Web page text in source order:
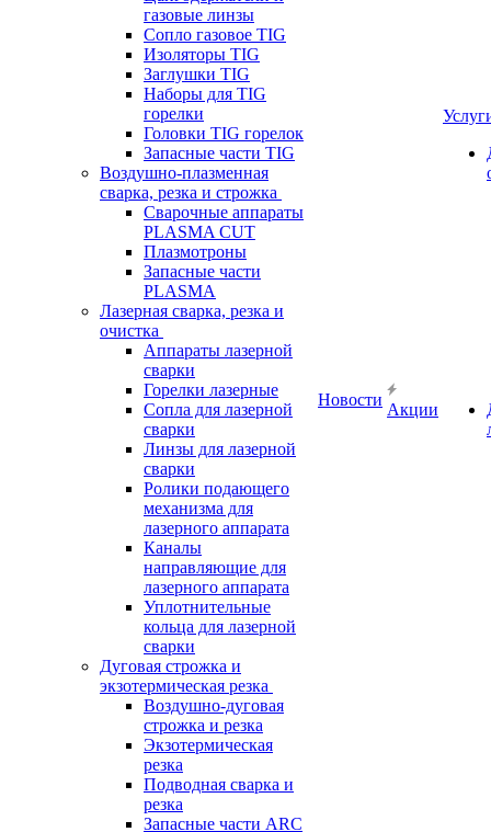
газовые линзы
Сопло газовое TIG
Изоляторы TIG
Заглушки TIG
Наборы для TIG
горелки
Головки TIG горелок
Запасные части TIG
Воздушно-плазменная
сварка, резка и строжка
Сварочные аппараты
PLASMA CUT
Плазмотроны
Запасные части
PLASMA
Лазерная сварка, резка и
очистка
Аппараты лазерной
сварки
Горелки лазерные
Сопла для лазерной
сварки
Линзы для лазерной
сварки
Ролики подающего
механизма для
лазерного аппарата
Каналы
направляющие для
лазерного аппарата
Уплотнительные
кольца для лазерной
сварки
Дуговая строжка и
экзотермическая резка
Воздушно-дуговая
строжка и резка
Экзотермическая
резка
Подводная сварка и
резка
Запасные части ARC
Новости
Акции